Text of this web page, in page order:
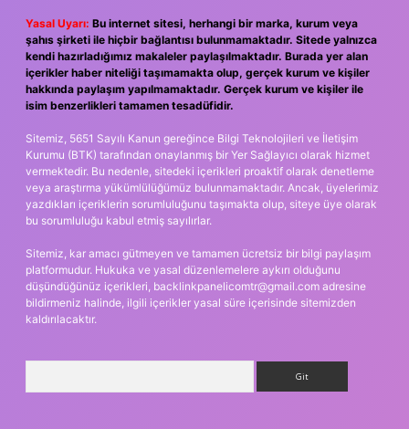
Yasal Uyarı: Bu internet sitesi, herhangi bir marka, kurum veya
şahıs şirketi ile hiçbir bağlantısı bulunmamaktadır. Sitede yalnızca
kendi hazırladığımız makaleler paylaşılmaktadır. Burada yer alan
içerikler haber niteliği taşımamakta olup, gerçek kurum ve kişiler
hakkında paylaşım yapılmamaktadır. Gerçek kurum ve kişiler ile
isim benzerlikleri tamamen tesadüfidir.
Sitemiz, 5651 Sayılı Kanun gereğince Bilgi Teknolojileri ve İletişim
Kurumu (BTK) tarafından onaylanmış bir Yer Sağlayıcı olarak hizmet
vermektedir. Bu nedenle, sitedeki içerikleri proaktif olarak denetleme
veya araştırma yükümlülüğümüz bulunmamaktadır. Ancak, üyelerimiz
yazdıkları içeriklerin sorumluluğunu taşımakta olup, siteye üye olarak
bu sorumluluğu kabul etmiş sayılırlar.
Sitemiz, kar amacı gütmeyen ve tamamen ücretsiz bir bilgi paylaşım
platformudur. Hukuka ve yasal düzenlemelere aykırı olduğunu
düşündüğünüz içerikleri, backlinkpanelicomtr@gmail.com adresine
bildirmeniz halinde, ilgili içerikler yasal süre içerisinde sitemizden
kaldırılacaktır.